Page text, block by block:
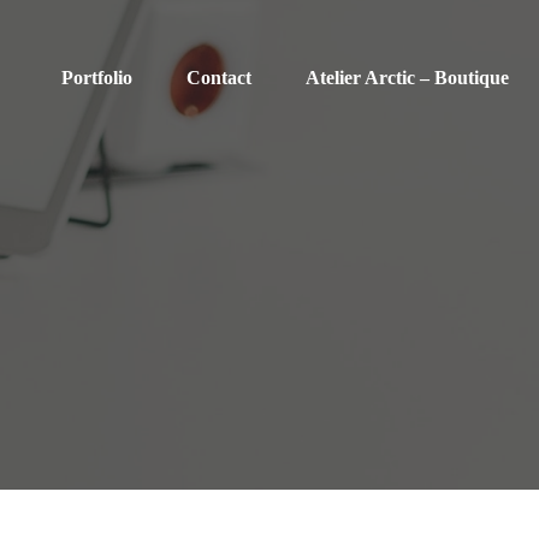
Portfolio Contact Atelier Arctic – Boutique